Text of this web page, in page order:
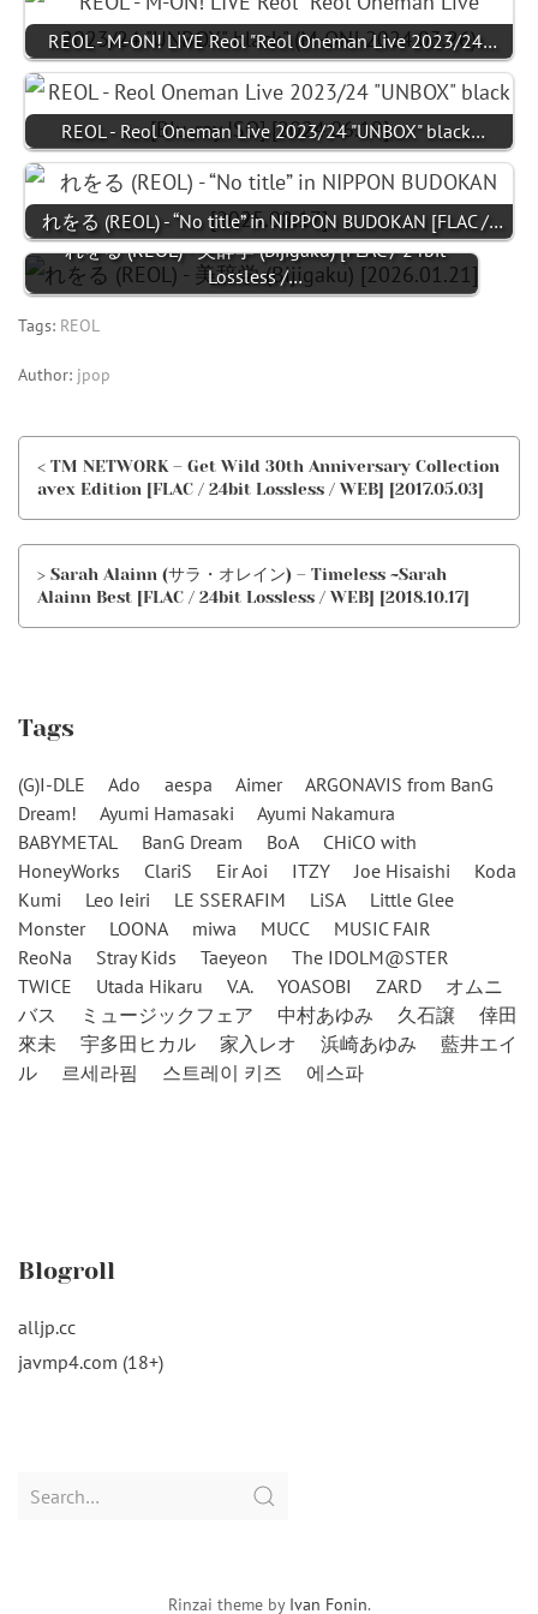
REOL - M-ON! LIVE Reol "Reol Oneman Live 2023/24…
REOL - Reol Oneman Live 2023/24 "UNBOX" black…
れをる (REOL) - “No title” in NIPPON BUDOKAN [FLAC /…
れをる (REOL) - 美辞学 (Bijigaku) [FLAC / 24bit
Lossless /…
Tags: REOL
Author: jpop
< TM NETWORK – Get Wild 30th Anniversary Collection
avex Edition [FLAC / 24bit Lossless / WEB] [2017.05.03]
> Sarah Alainn (サラ・オレイン) – Timeless ~Sarah
Alainn Best [FLAC / 24bit Lossless / WEB] [2018.10.17]
Tags
(G)I-DLE Ado aespa Aimer
ARGONAVIS from BanG
Dream!
Ayumi Hamasaki
Ayumi Nakamura
BABYMETAL
BanG Dream BoA
CHiCO with
HoneyWorks
ClariS Eir Aoi ITZY Joe Hisaishi
Koda
Kumi
Leo Ieiri LE SSERAFIM LiSA
Little Glee
Monster
LOONA miwa MUCC
MUSIC FAIR
ReoNa
Stray Kids Taeyeon
The IDOLM@STER
TWICE
Utada Hikaru V.A. YOASOBI ZARD
オムニ
バス
ミュージックフェア 中村あゆみ 久石譲
倖田
來未
宇多田ヒカル 家入レオ 浜崎あゆみ
藍井エイ
ル
르세라핌 스트레이 키즈 에스파
Blogroll
alljp.cc
javmp4.com (18+)
Search
Rinzai theme by Ivan Fonin.